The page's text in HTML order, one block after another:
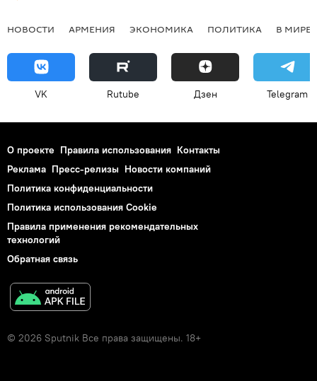
НОВОСТИ АРМЕНИЯ ЭКОНОМИКА ПОЛИТИКА В МИРЕ
VK Rutube Дзен Telegram
О проекте Правила использования Контакты
Реклама Пресс-релизы Новости компаний
Политика конфиденциальности
Политика использования Cookie
Правила применения рекомендательных
технологий
Обратная связь
© 2026 Sputnik Все права защищены. 18+